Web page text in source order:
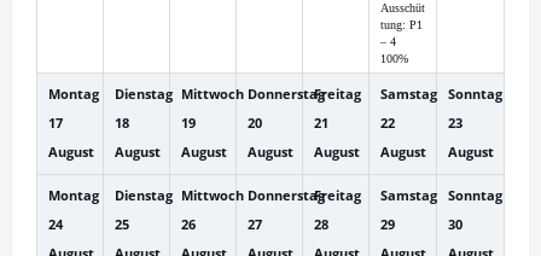
Ausschüt
tung: P1
– 4
100%
Montag
17
August
Dienstag
18
August
Mittwoch
19
August
Donnerstag
20
August
Freitag
21
August
Samstag
22
August
Sonntag
23
August
Montag
24
Dienstag
25
Mittwoch
26
Donnerstag
27
Freitag
28
Samstag
29
Sonntag
30